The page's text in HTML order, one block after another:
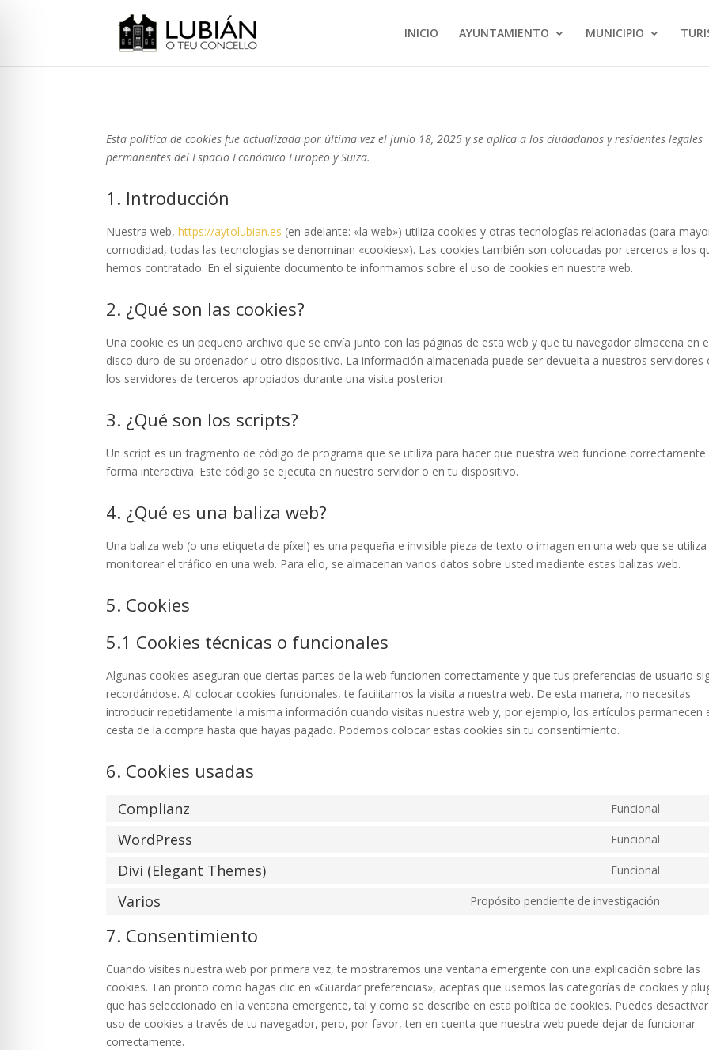
INICIO AYUNTAMIENTO MUNICIPIO
Esta política de cookies fue actualizada por última vez el junio 18, 2025 y se aplica a los ciudadanos y residentes legales
permanentes del Espacio Económico Europeo y Suiza.
1. Introducción
Nuestra web,https://aytolubian.es (en adelante: «la web») utiliza cookies y otras tecnologías relacionadas (para
comodidad, todas las tecnologías se denominan «cookies»). Las cookies también son colocadas por terceros a los
hemos contratado. En el siguiente documento te informamos sobre el uso de cookies en nuestra web.
2. ¿Qué son las cookies?
Una cookie es un pequeño archivo que se envía junto con las páginas de esta web y que tu navegador almacena en
disco duro de su ordenador u otro dispositivo. La información almacenada puede ser devuelta a nuestros servidores
los servidores de terceros apropiados durante una visita posterior.
3. ¿Qué son los scripts?
Un script es un fragmento de código de programa que se utiliza para hacer que nuestra web funcione correctamente
forma interactiva. Este código se ejecuta en nuestro servidor o en tu dispositivo.
4. ¿Qué es una baliza web?
Una baliza web (o una etiqueta de píxel) es una pequeña e invisible pieza de texto o imagen en una web que se utiliza
monitorear el tráfico en una web. Para ello, se almacenan varios datos sobre usted mediante estas balizas web.
5. Cookies
5.1 Cookies técnicas o funcionales
Algunas cookies aseguran que ciertas partes de la web funcionen correctamente y que tus preferencias de usuario
recordándose. Al colocar cookies funcionales, te facilitamos la visita a nuestra web. De esta manera, no necesitas
introducir repetidamente la misma información cuando visitas nuestra web y, por ejemplo, los artículos permanecen
cesta de la compra hasta que hayas pagado. Podemos colocar estas cookies sin tu consentimiento.
6. Cookies usadas
Complianz Funcional
WordPress Funcional
Divi (Elegant Themes) Funcional
themes)
Varios Propósito pendiente de investigación
varios
7. Consentimiento
Cuando visites nuestra web por primera vez, te mostraremos una ventana emergente con una explicación sobre las
cookies. Tan pronto como hagas clic en «Guardar preferencias», aceptas que usemos las categorías de cookies y
que has seleccionado en la ventana emergente, tal y como se describe en esta política de cookies. Puedes
uso de cookies a través de tu navegador, pero, por favor, ten en cuenta que nuestra web puede dejar de funcionar
correctamente.